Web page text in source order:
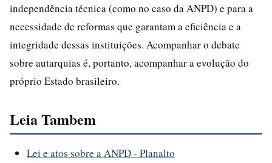
independência técnica (como no caso da ANPD) e para a
necessidade de reformas que garantam a eficiência e a
integridade dessas instituições. Acompanhar o debate
sobre autarquias é, portanto, acompanhar a evolução do
próprio Estado brasileiro.
Leia Tambem
Lei e atos sobre a ANPD - Planalto